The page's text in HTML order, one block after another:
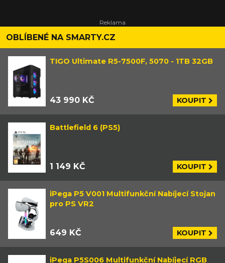
OBLÍBENÉ NA SMARTY.CZ
TIGO Ultimate R5-7500F, 5070 - 1TB 32GB
43 990 KČ KOUPIT
Battlefield 6 (PS5)
1 149 KČ KOUPIT
iPega P5 V001 Multifunkční Nabíjecí Stojan
pro PS VR2
649 KČ KOUPIT
iPega P5S006 Multifunkční Nabíjecí RGB